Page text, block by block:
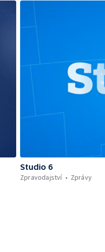
Studio 6
Zpravodajství
Zprávy